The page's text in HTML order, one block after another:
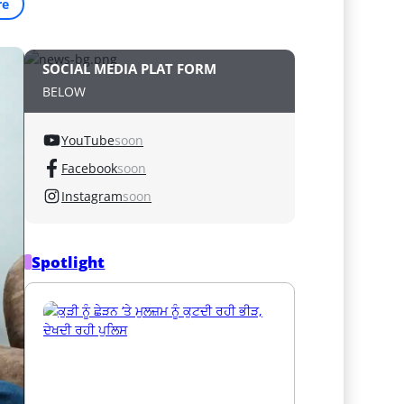
SOCIAL MEDIA PLAT FORM
BELOW
YouTubesoon
Facebooksoon
Instagramsoon
Spotlight